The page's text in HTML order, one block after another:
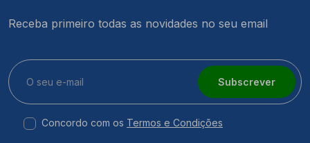
Receba primeiro todas as novidades no seu email
Subscrever
Concordo com os Termos e Condições